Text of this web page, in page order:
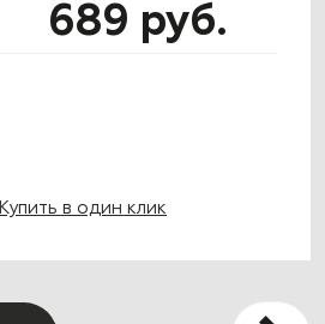
689 руб.
Купить в один клик